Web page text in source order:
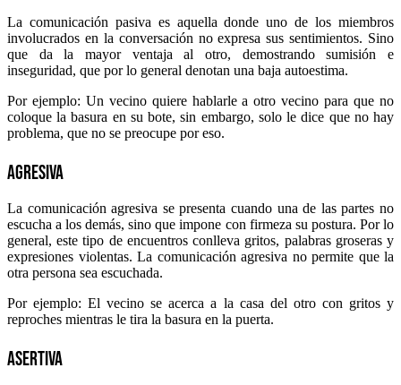
La comunicación pasiva es aquella donde uno de los miembros
involucrados en la conversación no expresa sus sentimientos. Sino
que da la mayor ventaja al otro, demostrando sumisión e
inseguridad, que por lo general denotan una baja autoestima.
Por ejemplo: Un vecino quiere hablarle a otro vecino para que no
coloque la basura en su bote, sin embargo, solo le dice que no hay
problema, que no se preocupe por eso.
Agresiva
La comunicación agresiva se presenta cuando una de las partes no
escucha a los demás, sino que impone con firmeza su postura. Por lo
general, este tipo de encuentros conlleva gritos, palabras groseras y
expresiones violentas. La comunicación agresiva no permite que la
otra persona sea escuchada.
Por ejemplo: El vecino se acerca a la casa del otro con gritos y
reproches mientras le tira la basura en la puerta.
Asertiva